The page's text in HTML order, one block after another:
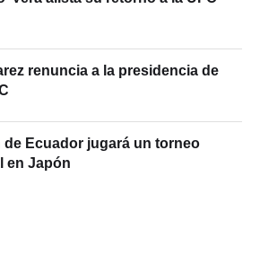
renuncia a la presidencia de
Ecuador jugará un torneo